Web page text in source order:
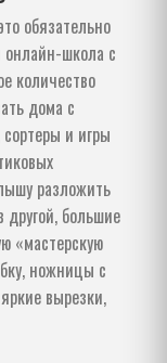
обязательно
онлайн-школа с
количество
дома с
и игры
разложить
большие
«мастерскую
ножницы с
вырезки,